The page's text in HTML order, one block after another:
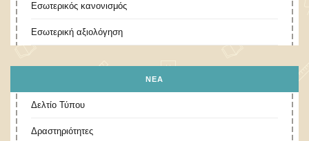
Εσωτερικός κανονισμός
Εσωτερική αξιολόγηση
ΝΕΑ
Δελτίο Τύπου
Δραστηριότητες